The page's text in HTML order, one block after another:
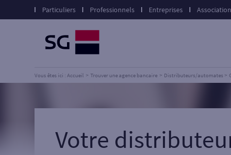
Particuliers Professionnels Entreprises
Vous êtes ici : Accueil Trouver une agence bancaire Distributeurs/automates
Votre